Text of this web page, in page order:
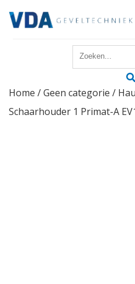
Reparatie
Home /Geen categorie /
Schaarhouder 1 Primat-A